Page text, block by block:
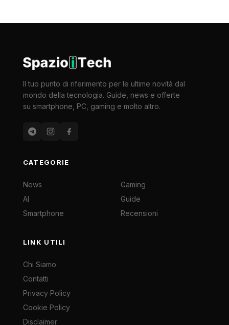
Il tuo punto di riferimento per le ultime novità dal
mondo della tecnologia. Guide, news e offerte
su smartphone, PC, gaming e molto altro.
CATEGORIE
News
AI
Smartphone
Gaming
Guide
Recensioni
LINK UTILI
Chi Siamo
Contatti
Privacy Policy
Cookie Policy
Disclaimer